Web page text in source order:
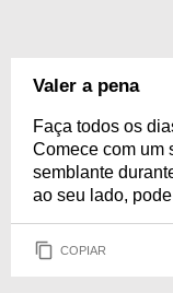
Valer a pena
Faça todos os
Comece com um
semblante
ao seu lado,
COPIAR